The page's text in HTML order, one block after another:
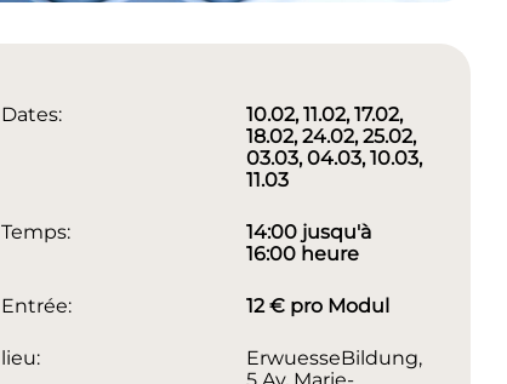
Dates:
10.02, 11.02, 17.02,
18.02, 24.02, 25.02,
03.03, 04.03, 10.03,
11.03
Temps:
14:00 jusqu'à
16:00 heure
Entrée: 12 € pro Modul
lieu:
ErwuesseBildung,